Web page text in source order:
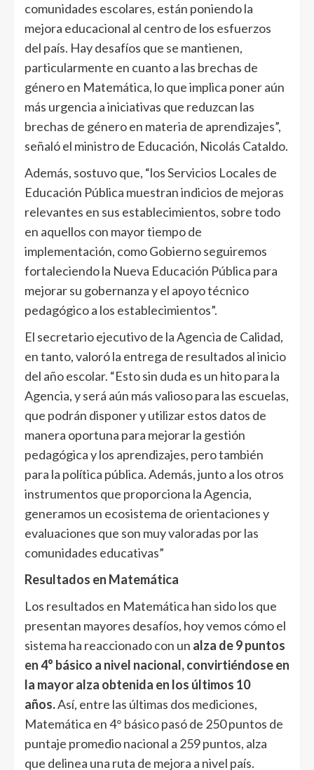
comunidades escolares, están poniendo la
mejora educacional al centro de los esfuerzos
del país. Hay desafíos que se mantienen,
particularmente en cuanto a las brechas de
género en Matemática, lo que implica poner aún
más urgencia a iniciativas que reduzcan las
brechas de género en materia de aprendizajes”,
señaló el ministro de Educación, Nicolás Cataldo.
Además, sostuvo que, “los Servicios Locales de
Educación Pública muestran indicios de mejoras
relevantes en sus establecimientos, sobre todo
en aquellos con mayor tiempo de
implementación, como Gobierno seguiremos
fortaleciendo la Nueva Educación Pública para
mejorar su gobernanza y el apoyo técnico
pedagógico a los establecimientos”.
El secretario ejecutivo de la Agencia de Calidad,
en tanto, valoró la entrega de resultados al inicio
del año escolar. “Esto sin duda es un hito para la
Agencia, y será aún más valioso para las escuelas,
que podrán disponer y utilizar estos datos de
manera oportuna para mejorar la gestión
pedagógica y los aprendizajes, pero también
para la política pública. Además, junto a los otros
instrumentos que proporciona la Agencia,
generamos un ecosistema de orientaciones y
evaluaciones que son muy valoradas por las
comunidades educativas”
Resultados en Matemática
Los resultados en Matemática han sido los que
presentan mayores desafíos, hoy vemos cómo el
sistema ha reaccionado con un alza de 9 puntos
en 4° básico a nivel nacional, convirtiéndose en
la mayor alza obtenida en los últimos 10
años.Así, entre las últimas dos mediciones,
Matemática en 4° básico pasó de 250 puntos de
puntaje promedio nacional a 259 puntos, alza
que delinea una ruta de mejora a nivel país.